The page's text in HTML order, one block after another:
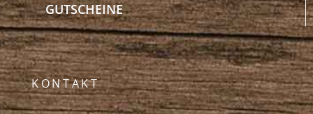
GUTSCHEINE
KONTAKT